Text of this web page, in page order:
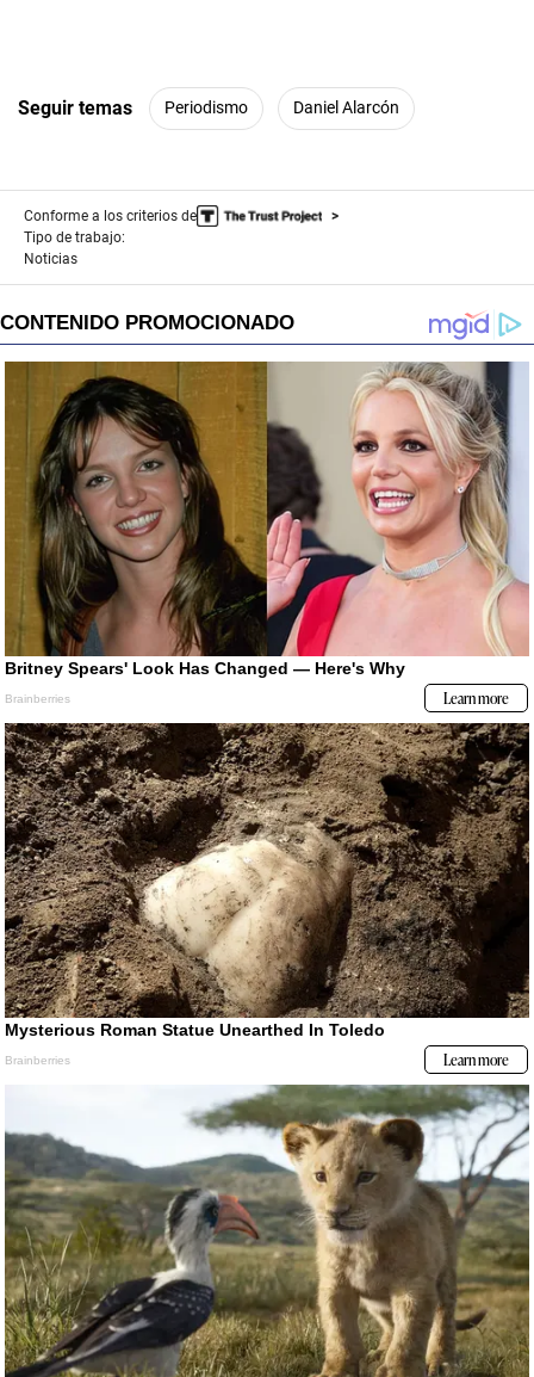
Seguir temas Periodismo Daniel Alarcón
Conforme a los criterios de
Tipo de trabajo:
Noticias